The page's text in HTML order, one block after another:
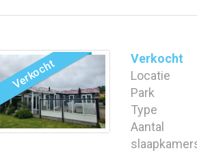
Verkocht
Locatie
Park
Type
Aantal